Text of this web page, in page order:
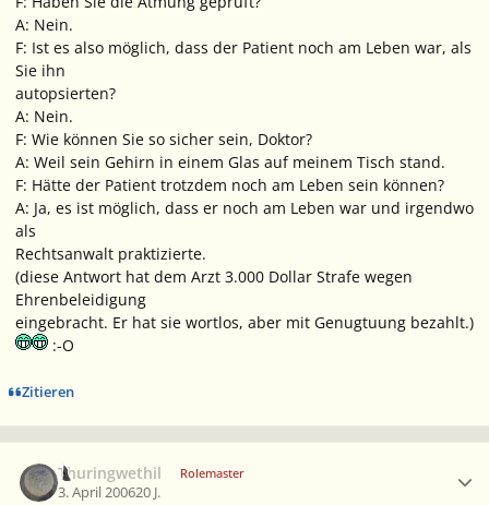
A: Nein.
F: Ist es also möglich, dass der Patient noch am Leben war, als
Sie ihn
autopsierten?
A: Nein.
F: Wie können Sie so sicher sein, Doktor?
A: Weil sein Gehirn in einem Glas auf meinem Tisch stand.
F: Hätte der Patient trotzdem noch am Leben sein können?
A: Ja, es ist möglich, dass er noch am Leben war und irgendwo
als
Rechtsanwalt praktizierte.
(diese Antwort hat dem Arzt 3.000 Dollar Strafe wegen
Ehrenbeleidigung
eingebracht. Er hat sie wortlos, aber mit Genugtuung bezahlt.)
:-O
Zitieren
Thuringwethil Rolemaster
3. April 200620 J.